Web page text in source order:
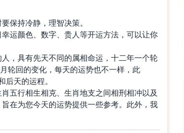
保持冷静，理智决策。
运颜色、数字、贵人等开运方法，可以让你
具有先天不同的属相命运，十二年一个轮
轮回的变化，每天的运势也不一样，此
天的运程。
行相生相克、生肖地支之间相刑相冲以及
在为您今天的运势提供一些参考。此外，我